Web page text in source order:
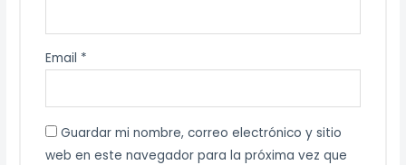
Email *
Guardar mi nombre, correo electrónico y sitio
web en este navegador para la próxima vez que